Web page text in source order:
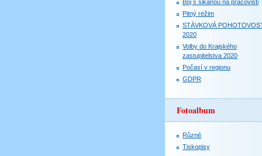
Boj s šikanou na pracovišti
Pitný režim
STÁVKOVÁ
2020
Volby do Krajského
zastupitelstva 2020
Počasí v regionu
GDPR
Fotoalbum
Různé
Tiskopisy